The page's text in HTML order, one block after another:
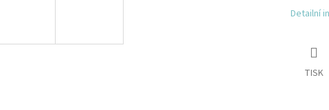
Detailní
TISK